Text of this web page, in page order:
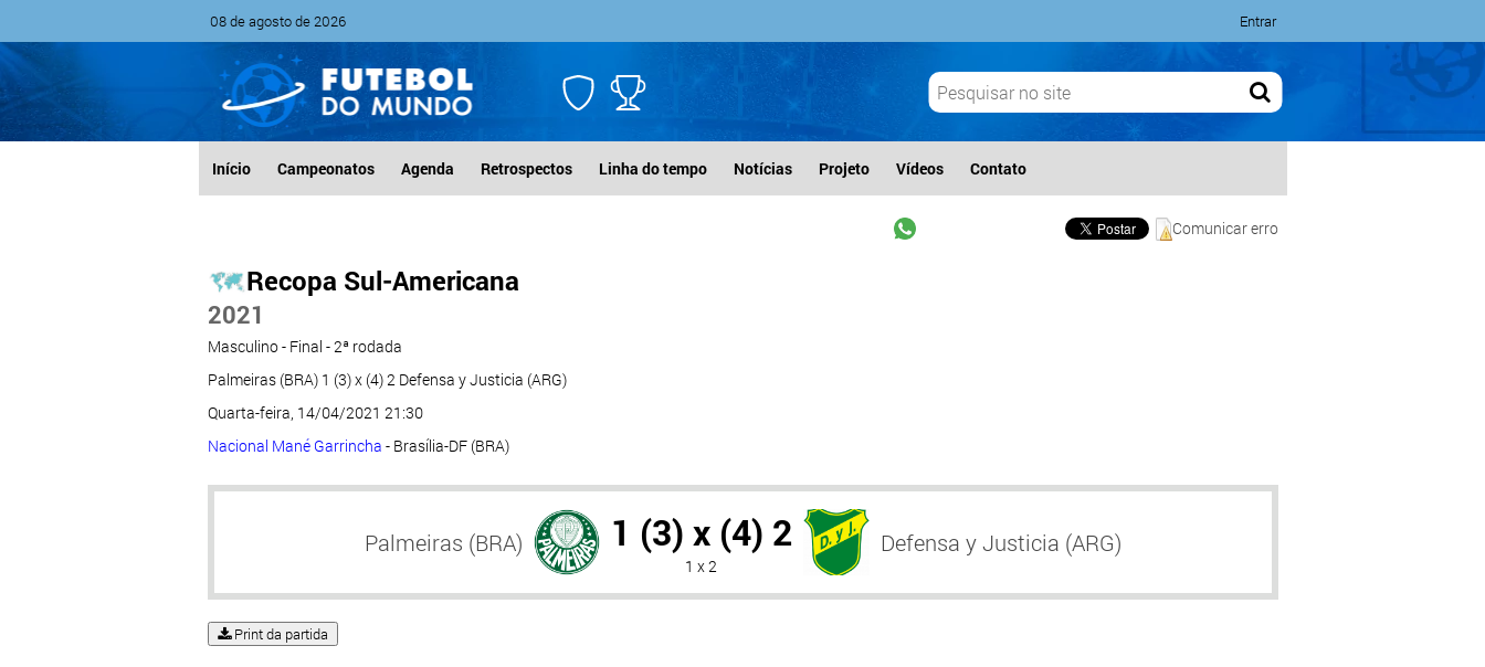
08 de agosto de 2026 Entrar
Início Campeonatos Agenda Retrospectos Linha do tempo Notícias Projeto Vídeos Contato
Comunicar erro
Recopa Sul-Americana
2021
Masculino - Final - 2ª rodada
Palmeiras (BRA) 1 (3) x (4) 2 Defensa y Justicia (ARG)
Quarta-feira, 14/04/2021 21:30
Nacional Mané Garrincha - Brasília-DF (BRA)
Palmeiras (BRA) 1 (3) x (4) 2
1 x 2
Defensa y Justicia (ARG)
Print da partida